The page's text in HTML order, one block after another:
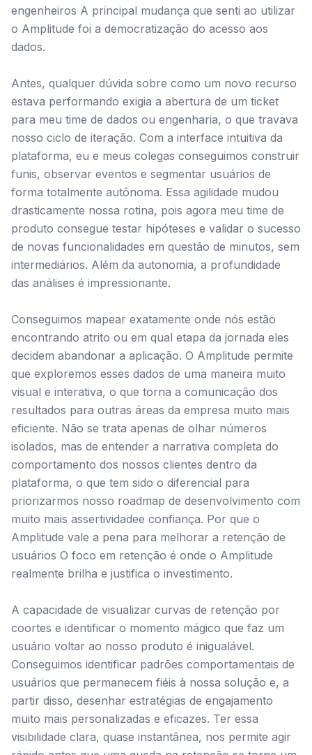
engenheiros A principal mudança que senti ao utilizar
o Amplitude foi a democratização do acesso aos
dados.
Antes, qualquer dúvida sobre como um novo recurso
estava performando exigia a abertura de um ticket
para meu time de dados ou engenharia, o que travava
nosso ciclo de iteração. Com a interface intuitiva da
plataforma, eu e meus colegas conseguimos construir
funis, observar eventos e segmentar usuários de
forma totalmente autônoma. Essa agilidade mudou
drasticamente nossa rotina, pois agora meu time de
produto consegue testar hipóteses e validar o sucesso
de novas funcionalidades em questão de minutos, sem
intermediários. Além da autonomia, a profundidade
das análises é impressionante.
Conseguimos mapear exatamente onde nós estão
encontrando atrito ou em qual etapa da jornada eles
decidem abandonar a aplicação. O Amplitude permite
que exploremos esses dados de uma maneira muito
visual e interativa, o que torna a comunicação dos
resultados para outras áreas da empresa muito mais
eficiente. Não se trata apenas de olhar números
isolados, mas de entender a narrativa completa do
comportamento dos nossos clientes dentro da
plataforma, o que tem sido o diferencial para
priorizarmos nosso roadmap de desenvolvimento com
muito mais assertividadee confiança. Por que o
Amplitude vale a pena para melhorar a retenção de
usuários O foco em retenção é onde o Amplitude
realmente brilha e justifica o investimento.
A capacidade de visualizar curvas de retenção por
coortes e identificar o momento mágico que faz um
usuário voltar ao nosso produto é inigualável.
Conseguimos identificar padrões comportamentais de
usuários que permanecem fiéis à nossa solução e, a
partir disso, desenhar estratégias de engajamento
muito mais personalizadas e eficazes. Ter essa
visibilidade clara, quase instantânea, nos permite agir